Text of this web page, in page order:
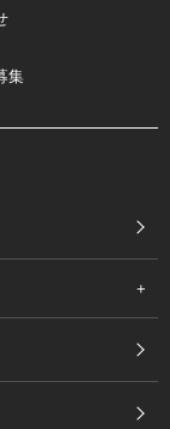
集